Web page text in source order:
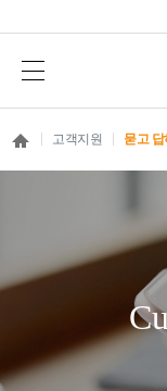
고객지원 묻고 답